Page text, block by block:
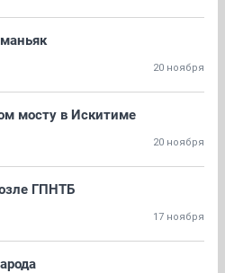
20 ноября
мосту в Искитиме
20 ноября
ГПНТБ
17 ноября